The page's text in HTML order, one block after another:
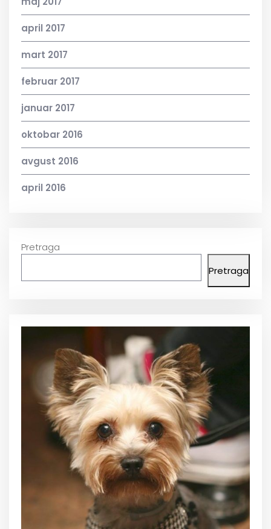
april 2017
mart 2017
februar 2017
januar 2017
oktobar 2016
avgust 2016
april 2016
Pretraga
Pretraga